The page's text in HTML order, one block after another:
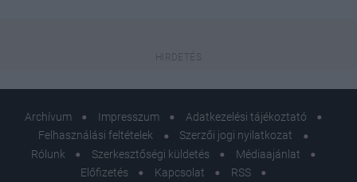
Archívum Impresszum
Adatkezelési tájékoztató
Felhasználási feltételek
Szerzői jogi nyilatkozat
Rólunk
Szerkesztőségi küldetés
Médiaajánlat
Előfizetés
Kapcsolat
RSS